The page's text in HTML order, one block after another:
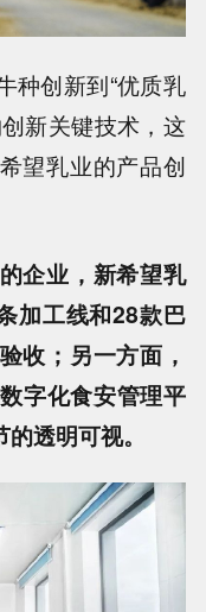
种创新到“优质乳
新关键技术，这
望乳业的产品创
企业，新希望乳
加工线和28款巴
收；另一方面，
字化食安管理平
透明可视。